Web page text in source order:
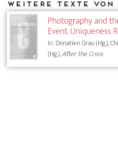
Photography and
Event. Uniqueness
In: Donatien Grau (Hg.),
(Hg.),After the Crisis